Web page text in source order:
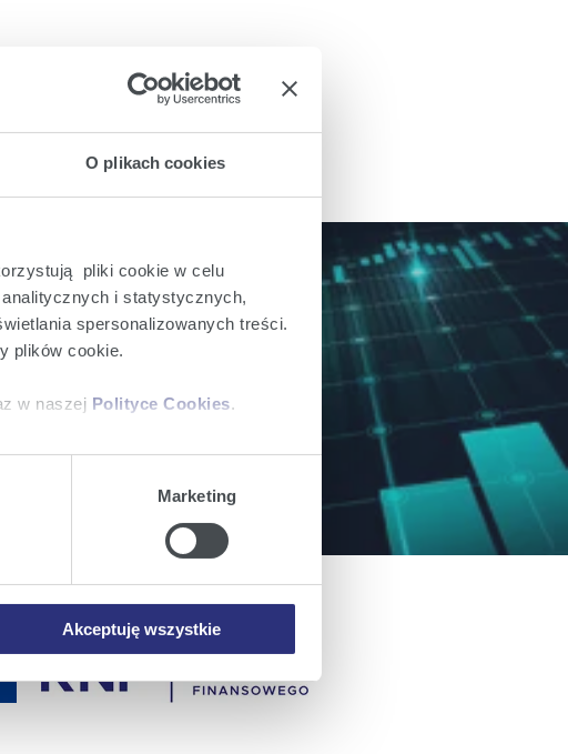
O plikach cookies
pliki cookie w celu
i statystycznych,
spersonalizowanych treści.
plików cookie.
w naszej Polityce Cookies.
rodzajów plików cookie z
umieszczać w Państwa
– odmowa ta nie dotyczy jednak
Marketing
Akceptuję wszystkie
dla inwestorów.